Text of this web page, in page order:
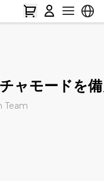
ャモードを
Team